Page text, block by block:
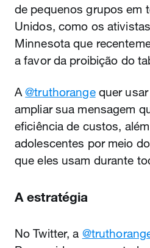
de pequenos grupos em
Unidos, como os
Minnesota que
a favor da proibição do
A@truthorangequer usar
ampliar sua mensagem
eficiência de custos,
adolescentes por meio
que eles usam durante
A estratégia
No Twitter, a